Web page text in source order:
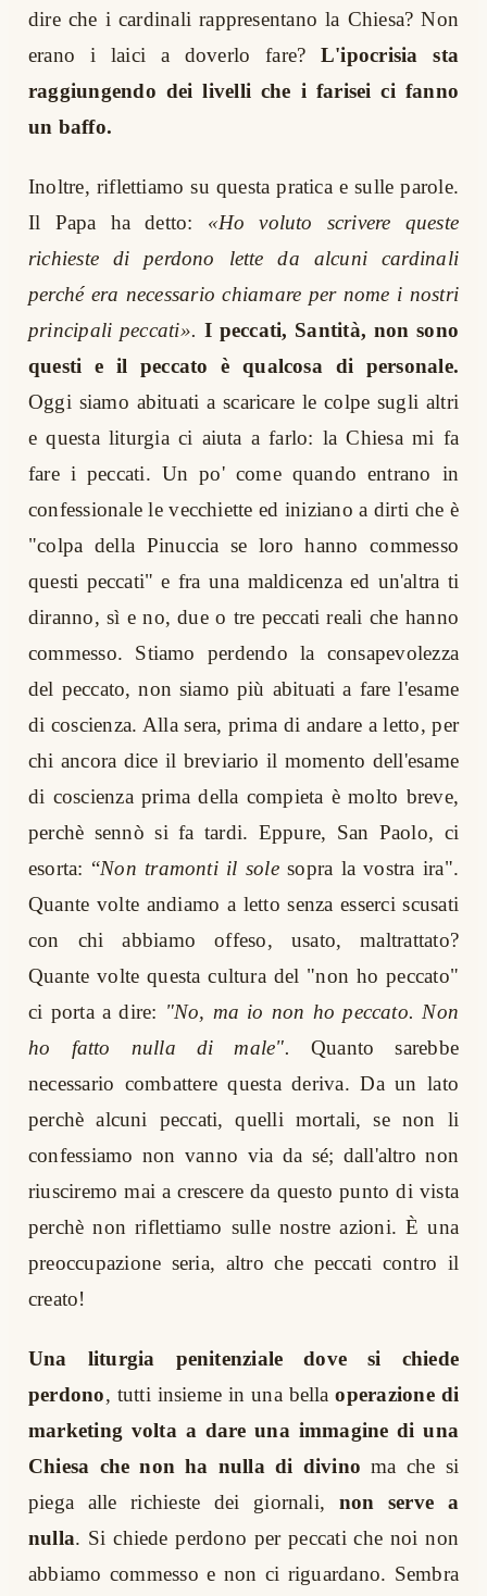
dire che i cardinali rappresentano la Chiesa? Non
erano i laici a doverlo fare? L'ipocrisia sta
raggiungendo dei livelli che i farisei ci fanno
un baffo.
Inoltre, riflettiamo su questa pratica e sulle parole.
Il Papa ha detto: «Ho voluto scrivere queste
richieste di perdono lette da alcuni cardinali
perché era necessario chiamare per nome i nostri
principali peccati». I peccati, Santità, non sono
questi e il peccato è qualcosa di personale.
Oggi siamo abituati a scaricare le colpe sugli altri
e questa liturgia ci aiuta a farlo: la Chiesa mi fa
fare i peccati. Un po' come quando entrano in
confessionale le vecchiette ed iniziano a dirti che è
"colpa della Pinuccia se loro hanno commesso
questi peccati" e fra una maldicenza ed un'altra ti
diranno, sì e no, due o tre peccati reali che hanno
commesso. Stiamo perdendo la consapevolezza
del peccato, non siamo più abituati a fare l'esame
di coscienza. Alla sera, prima di andare a letto, per
chi ancora dice il breviario il momento dell'esame
di coscienza prima della compieta è molto breve,
perchè sennò si fa tardi. Eppure, San Paolo, ci
esorta: “Non tramonti il sole sopra la vostra ira".
Quante volte andiamo a letto senza esserci scusati
con chi abbiamo offeso, usato, maltrattato?
Quante volte questa cultura del "non ho peccato"
ci porta a dire: "No, ma io non ho peccato. Non
ho fatto nulla di male". Quanto sarebbe
necessario combattere questa deriva. Da un lato
perchè alcuni peccati, quelli mortali, se non li
confessiamo non vanno via da sé; dall'altro non
riusciremo mai a crescere da questo punto di vista
perchè non riflettiamo sulle nostre azioni. È una
preoccupazione seria, altro che peccati contro il
creato!
Una liturgia penitenziale dove si chiede
perdono, tutti insieme in una bellaoperazione di
marketing volta a dare una immagine di una
Chiesa che non ha nulla di divino ma che si
piega alle richieste dei giornali, non serve a
nulla. Si chiede perdono per peccati che noi non
abbiamo commesso e non ci riguardano. Sembra